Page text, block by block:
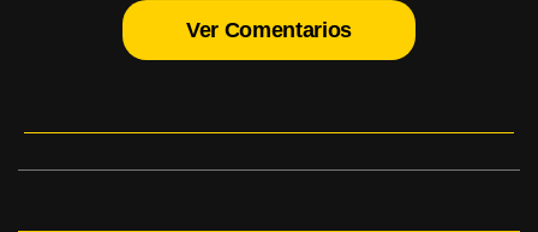
Ver Comentarios